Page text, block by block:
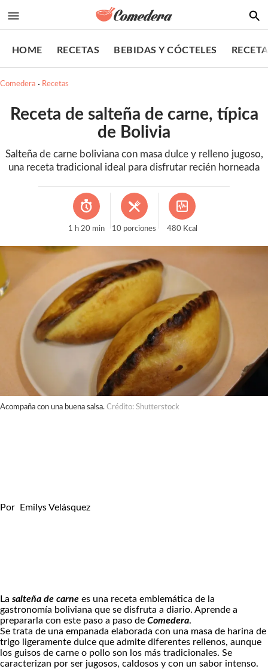
HOME RECETAS BEBIDAS Y CÓCTELES
Comedera Recetas
Receta de salteña de carne, típica
de Bolivia
Salteña de carne boliviana con masa dulce y relleno jugoso,
una receta tradicional ideal para disfrutar recién horneada
1 h 20 min 10 porciones 480 Kcal
Acompaña con una buena salsa. Crédito: Shutterstock
Por Emilys Velásquez
La salteña de carne es una receta emblemática de la
gastronomía boliviana que se disfruta a diario. Aprende a
prepararla con este paso a paso de Comedera.
Se trata de una empanada elaborada con una masa de harina de
trigo ligeramente dulce que admite diferentes rellenos, aunque
los guisos de carne o pollo son los más tradicionales. Se
caracterizan por ser jugosos, caldosos y con un sabor intenso.